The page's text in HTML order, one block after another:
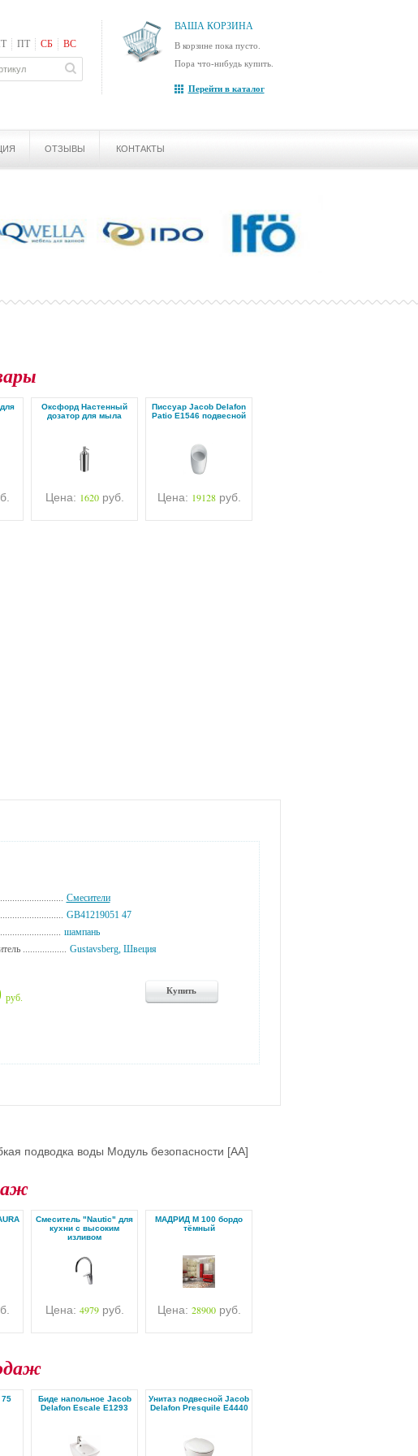
ПТ СБ ВС
ВАША КОРЗИНА
В корзине пока пусто.
Пора что-нибудь купить.
Перейти в каталог
ОТЗЫВЫ КОНТАКТЫ
Оксфорд Настенный
дозатор для мыла
Цена: 1620руб.
Писсуар Jacob Delafon
Patio E1546 подвесной
Цена: 19128руб.
Смесители
GB41219051 47
шампань
.................. Gustavsberg, Швеция
руб.
Купить
подводка воды Модуль безопасности [AA]
Cмеситель "Nautic" для
кухни с высоким
изливом
Цена: 4979руб.
МАДРИД М 100 бордо
тёмный
Цена: 28900руб.
75
Биде напольное Jacob
Delafon Escale E1293
Унитаз подвесной Jacob
Delafon Presquile E4440